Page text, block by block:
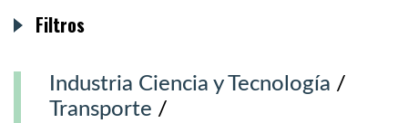
Industria Ciencia y Tecnología /
Transporte /
Filtros